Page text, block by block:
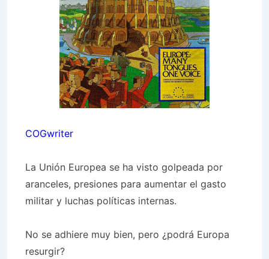
COGwriter
La Unión Europea se ha visto golpeada por
aranceles, presiones para aumentar el gasto
militar y luchas políticas internas.
No se adhiere muy bien, pero ¿podrá Europa
resurgir?